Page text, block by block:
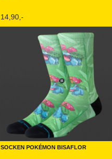
14,90,-
Socken Pokémon Bisaflor